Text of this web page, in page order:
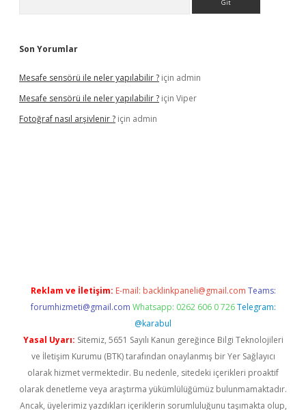
Son Yorumlar
Mesafe sensörü ile neler yapılabilir ? için admin
Mesafe sensörü ile neler yapılabilir ? için Viper
Fotoğraf nasıl arşivlenir ? için admin
Reklam ve İletişim: E-mail: backlinkpaneli@gmail.com Teams:
forumhizmeti@gmail.com Whatsapp: 0262 606 0 726 Telegram:
@karabul
Yasal Uyarı: Sitemiz, 5651 Sayılı Kanun gereğince Bilgi Teknolojileri
ve İletişim Kurumu (BTK) tarafından onaylanmış bir Yer Sağlayıcı
olarak hizmet vermektedir. Bu nedenle, sitedeki içerikleri proaktif
olarak denetleme veya araştırma yükümlülüğümüz bulunmamaktadır.
Ancak, üyelerimiz yazdıkları içeriklerin sorumluluğunu taşımakta olup,